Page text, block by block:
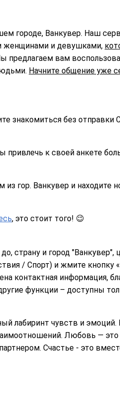
городе, Ванкувер. Наш
женщинами и девушками,
предлагаем вам
Начните общение уже
знакомиться без отправки
привлечь к своей анкете
гор. Ванкувер и находите
, это стоит того! 😉
страну и город "Ванкувер",
/ Спорт) и жмите кнопку
контактная информация,
функции – доступны
лабиринт чувств и
Любовь — это
Счастье - это